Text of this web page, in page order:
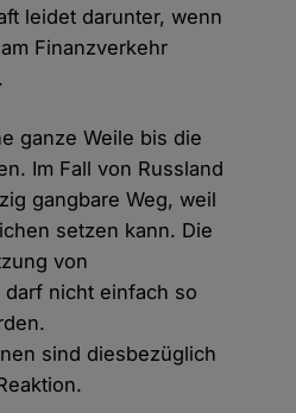
leidet darunter, wenn
Finanzverkehr
ganze Weile bis die
Im Fall von Russland
gangbare Weg, weil
setzen kann. Die
von
nicht einfach so
sind diesbezüglich